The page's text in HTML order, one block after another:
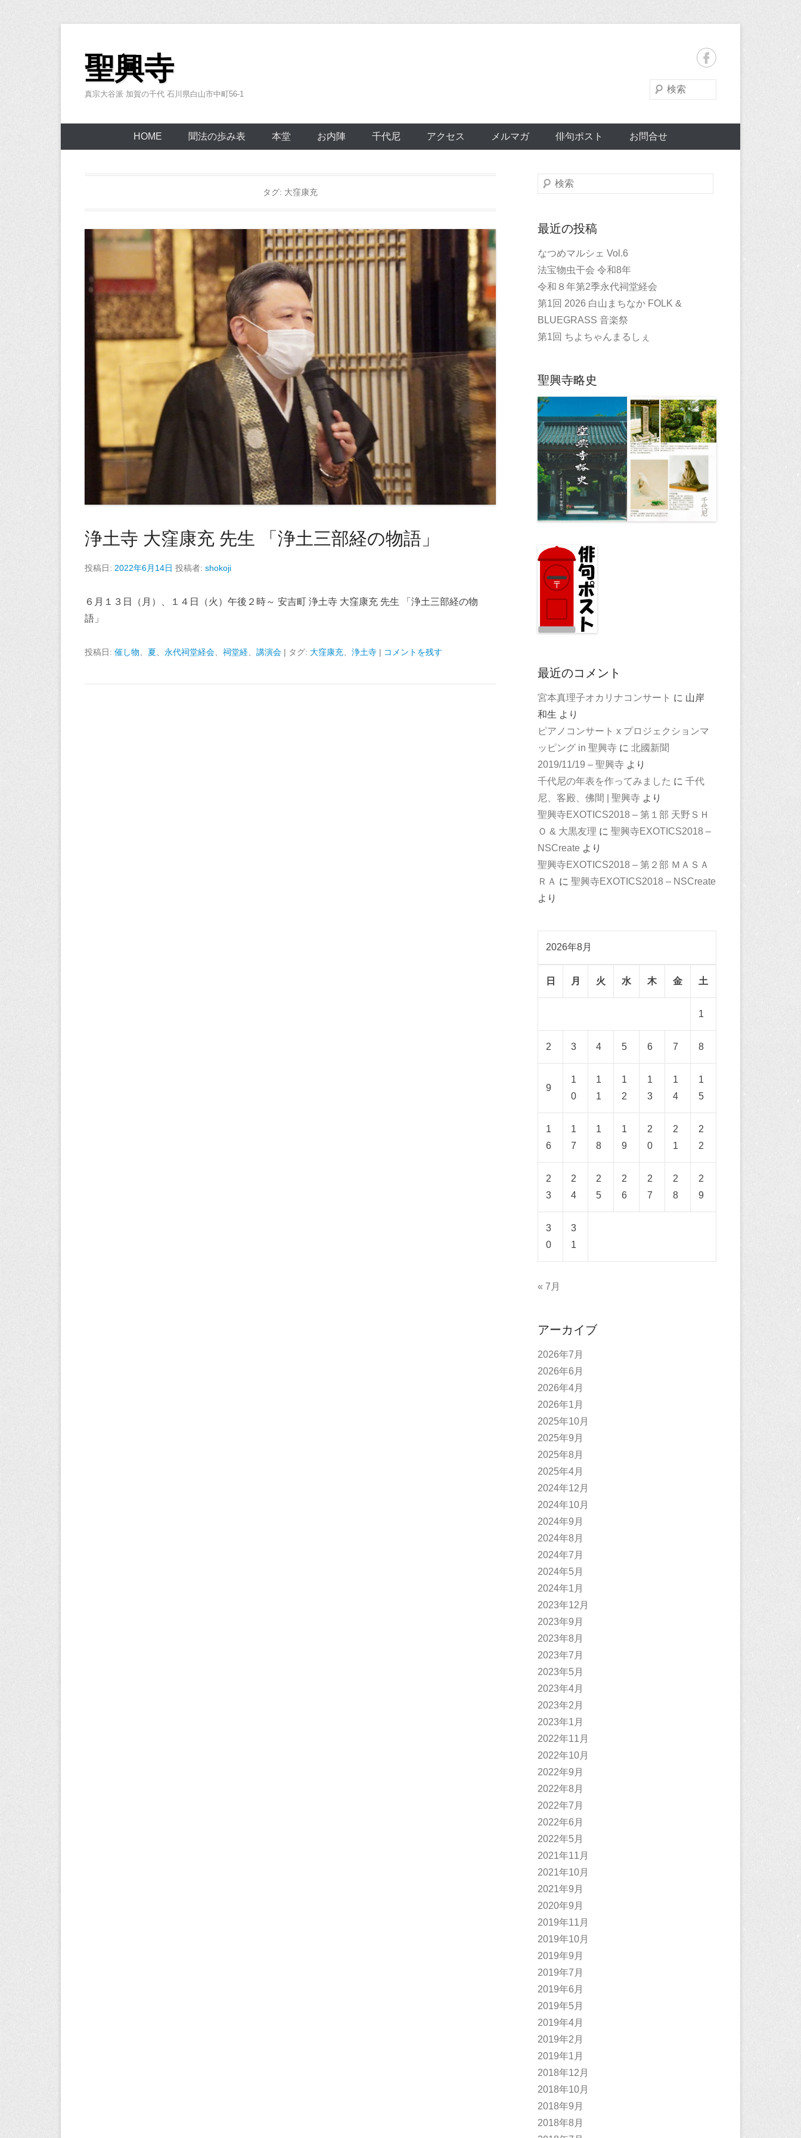
キ
聖興寺
真宗大谷派 加賀の千代 石川県白山市中町56-1
検
索
HOME 聞法の歩み表 本堂 お内陣 千代尼 アクセス メルマガ 俳句ポスト お問合せ
タグ: 大窪康充
浄土寺 大窪康充 先生 「浄土三部経の物語」
投稿日: 2022年6月14日 投稿者: shokoji
６月１３日（月）、１４日（火）午後２時～ 安吉町 浄土寺 大窪康充 先生 「浄土三部経の物
語」
投稿日: 催し物 夏 永代祠堂経会 祠堂経 講演会 | タグ: 大窪康充 浄土寺 | コメントを残す
検
最近の投稿
なつめマルシェ Vol.6
法宝物虫干会 令和8年
令和８年第2季永代祠堂経会
第1回 2026 白山まちなか FOLK &
BLUEGRASS 音楽祭
第1回 ちよちゃんまるしぇ
聖興寺略史
最近のコメント
宮本真理子オカリナコンサート に 山岸
和生 より
ピアノコンサート x プロジェクションマ
ッピング in 聖興寺 に 北國新聞
2019/11/19 – 聖興寺 より
千代尼の年表を作ってみました に 千代
尼、客殿、佛間 | 聖興寺 より
聖興寺EXOTICS2018 – 第１部 天野ＳＨ
Ｏ & 大黒友理 に 聖興寺EXOTICS2018 –
NSCreate より
聖興寺EXOTICS2018 – 第２部 ＭＡＳＡ
ＲＡ に 聖興寺EXOTICS2018 – NSCreate
より
2026年8月
日 月 火 水 木 金 土
1
2 3 4 5 6 7 8
9
1
0
1
1
1
2
1
3
1
4
1
5
1
6
1
7
1
8
1
9
2
0
2
1
2
2
2
3
2
4
2
5
2
6
2
7
2
8
2
9
3
0
3
1
« 7月
アーカイブ
2026年7月
2026年6月
2026年4月
2026年1月
2025年10月
2025年9月
2025年8月
2025年4月
2024年12月
2024年10月
2024年9月
2024年8月
2024年7月
2024年5月
2024年1月
2023年12月
2023年9月
2023年8月
2023年7月
2023年5月
2023年4月
2023年2月
2023年1月
2022年11月
2022年10月
2022年9月
2022年8月
2022年7月
2022年6月
2022年5月
2021年11月
2021年10月
2021年9月
2020年9月
2019年11月
2019年10月
2019年9月
2019年7月
2019年6月
2019年5月
2019年4月
2019年2月
2019年1月
2018年12月
2018年10月
2018年9月
2018年8月